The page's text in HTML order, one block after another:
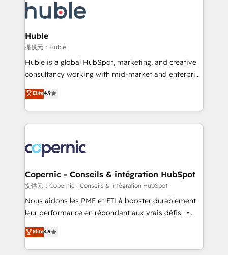
new HubSpot portal with Advanced Website and
CRM Migrations using our in-house "HubScrub" Tool.
skills, processes, and internal team you need to
attract the right buyers, close deals faster, and grow
without outside dependencies. You’ll learn how to: •
Set up, audit, and organize your HubSpot portal •
Get your sales team fully using HubSpot • Track
pipeline and revenue across the entire buyer journey
growth • Create content and videos that attract
buyers • Use AI to scale smarter Our coaching-led
lasts. So if you're ready to become the most trusted
voice in your market, let’s talk.
Huble
提供元：Huble
Huble is a global HubSpot, marketing, and creative
consultancy working with mid-market and enterprise
businesses. We go beyond implementation, shaping
the strategy, processes, and teams that turn
HubSpot into a genuine growth engine. Named
HubSpot's Global Partner of the Year in 2024,
worldwide, and with over 15 years in the ecosystem,
Huble has built a track record that speaks for itself.
One company, one operating model, delivering
across offices and consulting teams in the UK, USA,
Canada, Germany, France, Belgium, Singapore, and
South Africa. Certified compliant with ISO/IEC
international offices and 175+ employees.
Elite4.9
Copernic - Conseils & intégration HubSpot
提供元：Copernic - Conseils & intégration HubSpot
Nous aidons les PME et ETI à booster durablement
leur performance en répondant aux vrais défis : •
Intégration de HubSpot avec d’autres outils (ERP,
téléphonie, etc.) • Alignement des équipes grâce à un
outil et des données partagées • Amélioration de la
Elite4.9